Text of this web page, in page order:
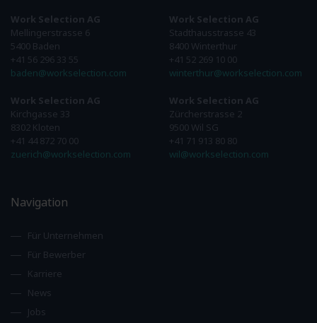
Work Selection AG
Mellingerstrasse 6
5400 Baden
+41 56 296 33 55
baden@workselection.com
Work Selection AG
Kirchgasse 33
8302 Kloten
+41 44 872 70 00
zuerich@workselection.com
Work Selection AG
Stadthausstrasse 43
8400 Winterthur
+41 52 269 10 00
winterthur@workselection.com
Work Selection AG
Zürcherstrasse 2
9500 Wil SG
+41 71 913 80 80
wil@workselection.com
Navigation
Für Unternehmen
Für Bewerber
Karriere
News
Jobs